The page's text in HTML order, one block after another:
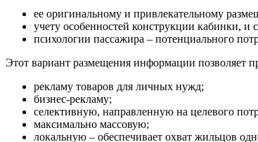
ее оригинальному и привлекательному
учету особенностей конструкции кабинки, и
психологии пассажира – потенциального
Этот вариант размещения информации позволяет
рекламу товаров для личных нужд;
бизнес-рекламу;
селективную, направленную на целевого
максимально массовую;
локальную – обеспечивает охват жильцов